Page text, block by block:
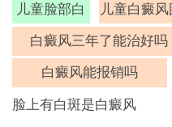
儿童脸部白
斑
儿童白癜
白癜风三年了能治好吗
白癜风能报销吗
脸上有白斑是白癜风